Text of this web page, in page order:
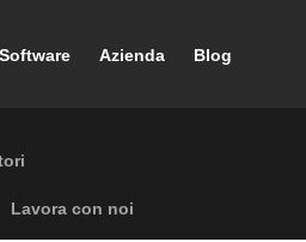
Software Azienda Blog
Lavora con noi